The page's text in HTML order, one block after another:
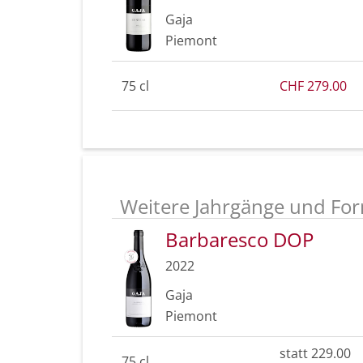
Gaja
Piemont
75 cl CHF 279.00
Weitere Jahrgänge und
Barbaresco DOP
2022
Gaja
Piemont
statt 229.00